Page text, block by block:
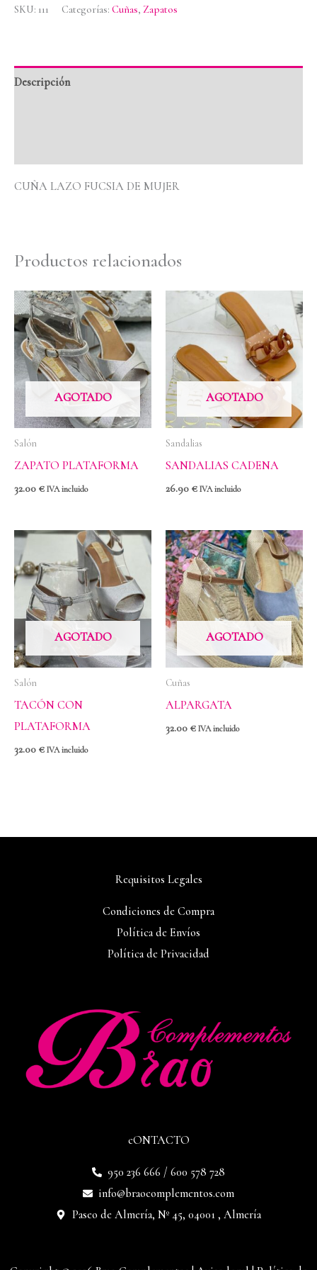
SKU: 111 Categorías: Cuñas, Zapatos
Descripción
CUÑA LAZO FUCSIA DE MUJER
Productos relacionados
AGOTADO
Salón
ZAPATO PLATAFORMA
32.00 € IVA incluido
AGOTADO
Sandalias
SANDALIAS CADENA
26.90 € IVA incluido
AGOTADO
Salón
TACÓN CON
PLATAFORMA
32.00 € IVA incluido
AGOTADO
Cuñas
ALPARGATA
32.00 € IVA incluido
cONTACTO
950 236 666 / 600 578 728
info@braocomplementos.com
Paseo de Almería, Nº 45, 04001 , Almería
Requisitos Legales
Condiciones de Compra
Política de Envíos
Política de Privacidad